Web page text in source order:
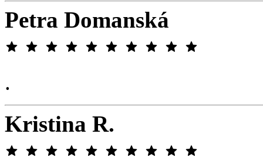
Petra Domanská
.
Kristina R.